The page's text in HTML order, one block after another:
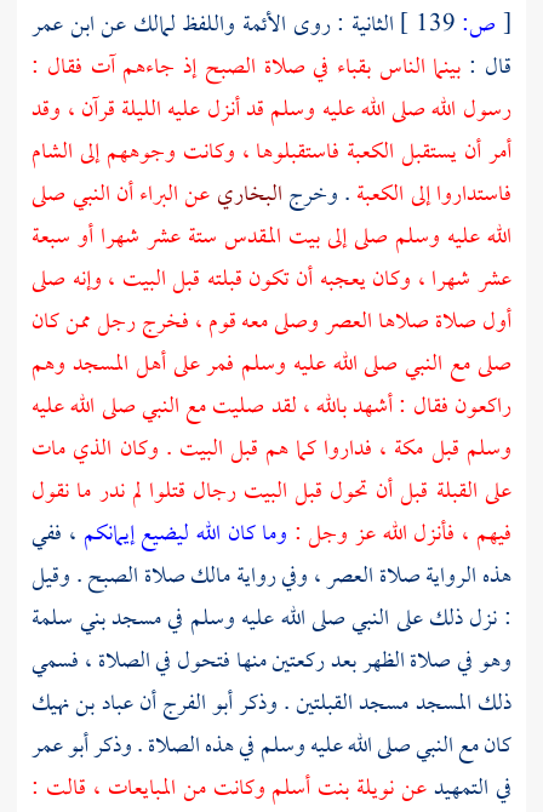
[ص: الثانية : روى الأئمة واللفظلمالكعنابن عمر
قال : بينما الناسبقباء في صلاة الصبح إذ جاءهم آت فقال :
رسول الله صلى الله عليه وسلم قد أنزل عليه الليلة قرآن ، وقد
أمر أن يستقبلالكعبة فاستقبلوها ، وكانت وجوههم إلىالشام
فاستداروا إلىالكعبة. وخرجالبخاريعنالبراءأن النبي صلى
الله عليه وسلم صلى إلىبيت المقدسستة عشر شهرا أو سبعة
عشر شهرا ، وكان يعجبه أن تكون قبلته قبل البيت ، وإنه صلى
أول صلاة صلاها العصر وصلى معه قوم ، فخرج رجل ممن كان
صلى مع النبي صلى الله عليه وسلم فمر على أهل المسجد وهم
راكعون فقال : أشهد بالله ، لقد صليت مع النبي صلى الله عليه
وسلم قبلمكة ، فداروا كما هم قبل البيت . وكان الذي مات
على القبلة قبل أن تحول قبل البيت رجال قتلوا لم ندر ما نقول
فيهم ، فأنزل الله عز وجل : وما كان الله ليضيع إيمانكم ، ففي
هذه الرواية صلاة العصر ، وفي روايةمالكصلاة الصبح . وقيل
: نزل ذلك على النبي صلى الله عليه وسلم فيمسجد بني سلمة
وهو في صلاة الظهر بعد ركعتين منها فتحول في الصلاة ، فسمي
ذلك المسجد مسجد القبلتين . وذكرأبو الفرجأنعباد بن نهيك
كان مع النبي صلى الله عليه وسلم في هذه الصلاة . وذكرأبو عمر
في التمهيدعننويلة بنت أسلموكانت من المبايعات ، قالت :